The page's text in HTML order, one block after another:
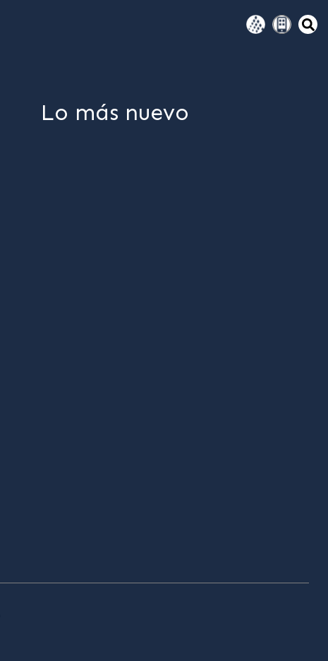
Lo más nuevo